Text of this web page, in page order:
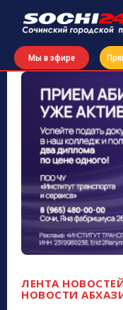
Мы в эфире
ЛЕНТА
НОВОСТИ